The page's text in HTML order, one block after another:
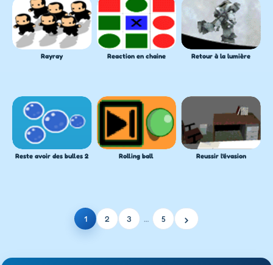
Rayray Reaction en chaine Retour à la lumière
Reste avoir des bulles 2 Rolling ball Reussir l'évasion
1 2 3 … 5 ›